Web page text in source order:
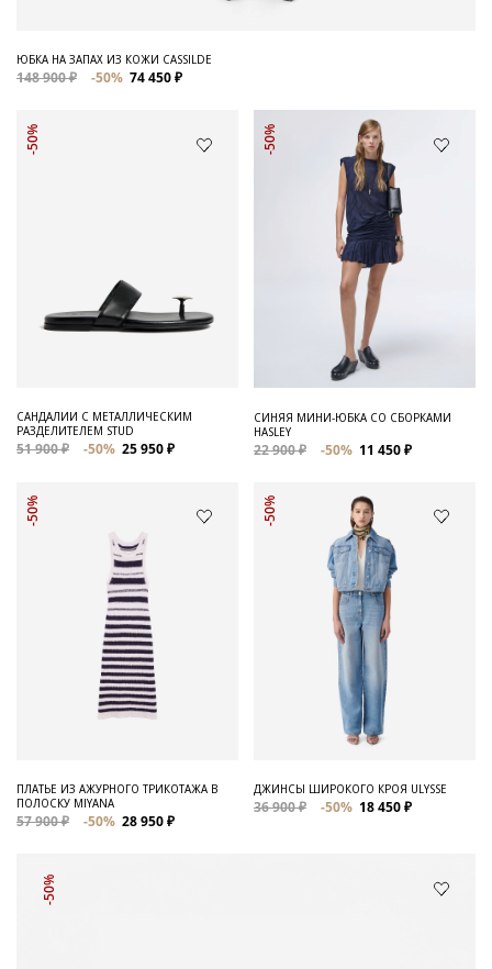
ЮБКА НА ЗАПАХ ИЗ КОЖИ CASSILDE
148 900 ₽ -50% 74 450 ₽
-50%
САНДАЛИИ С МЕТАЛЛИЧЕСКИМ
РАЗДЕЛИТЕЛЕМ STUD
51 900 ₽ -50% 25 950 ₽
-50%
СИНЯЯ МИНИ-ЮБКА СО СБОРКАМИ
HASLEY
22 900 ₽ -50% 11 450 ₽
-50%
ПЛАТЬЕ ИЗ АЖУРНОГО ТРИКОТАЖА В
ПОЛОСКУ MIYANA
57 900 ₽ -50% 28 950 ₽
-50%
ДЖИНСЫ ШИРОКОГО КРОЯ ULYSSE
36 900 ₽ -50% 18 450 ₽
-50%